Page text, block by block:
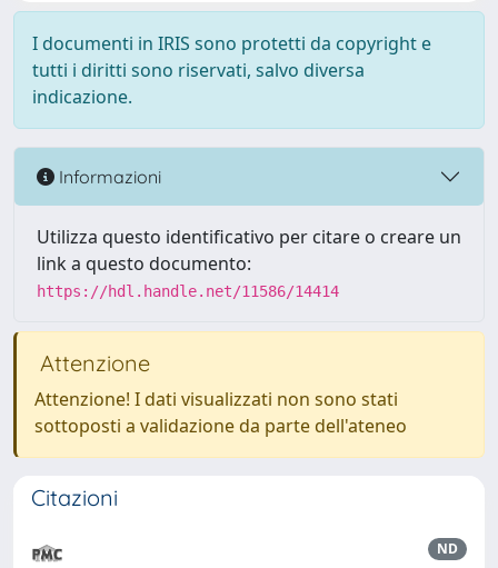
I documenti in IRIS sono protetti da copyright e
tutti i diritti sono riservati, salvo diversa
indicazione.
Informazioni
Utilizza questo identificativo per citare o creare un
link a questo documento:
https://hdl.handle.net/11586/14414
Attenzione
Attenzione! I dati visualizzati non sono stati
sottoposti a validazione da parte dell'ateneo
Citazioni
ND